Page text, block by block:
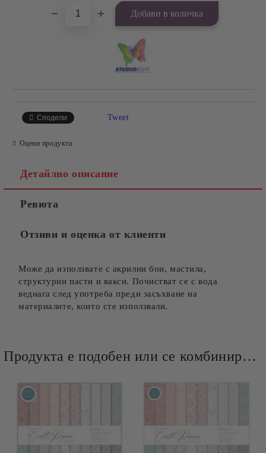
Сподели Tweet
Оцени продукта
Детайлно описание
Ревюта
Отзиви и оценка от клиенти
Може да използвате с акрилни бои, мастила,
структурни пасти и вакси. Почистват се с вода
веднага след употреба преди засъхване на
материалите, които сте използвали.
Продукта е подобен или се комбинира добре и със следните продукти :